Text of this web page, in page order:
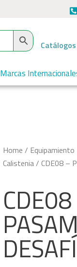
Catálogos
Marcas
Home /
Calistenia/ CDE08 –